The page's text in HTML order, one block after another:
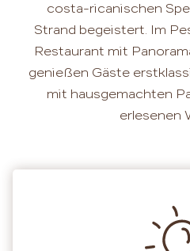
costa-ricanischen
Strand begeistert. Im
Restaurant mit
genießen Gäste
mit hausgemachten
erlesenen